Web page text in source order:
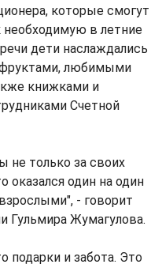
которые смогут
в летние
дети наслаждались
любимыми
книжками и
Счетной
только за своих
оказался один на один
- говорит
Гульмира Жумагулова.
подарки и забота. Это